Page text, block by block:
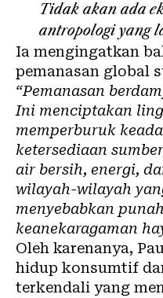
Tidak akan ada
antropologi yang
Ia mengingatkan
pemanasan global
“Pemanasan
Ini menciptakan
memperburuk
ketersediaan
air bersih, energi,
wilayah-wilayah
menyebabkan
keanekaragaman
Oleh karenanya,
hidup konsumtif
terkendali yang